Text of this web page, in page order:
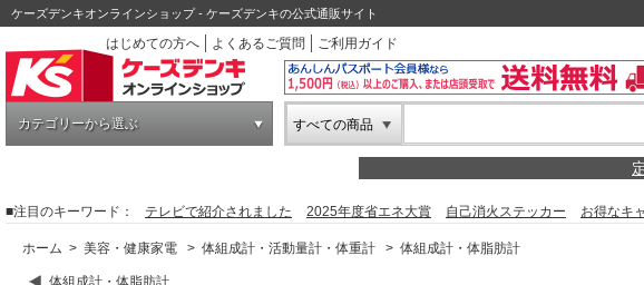
ケーズデンキオンラインショップ - ケーズデンキの公式通販サイト
はじめての方へ
よくあるご質問 ご利用ガイド
カテゴリーから選ぶ すべての商品
■注目のキーワード： テレビで紹介されました 2025年度省エネ大賞 自己消火ステッカー お得なキ
ホーム > 美容・健康家電 > 体組成計・活動量計・体重計 > 体組成計・体脂肪計
体組成計・体脂肪計